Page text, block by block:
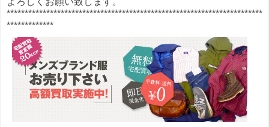
***********************************************************************
*************